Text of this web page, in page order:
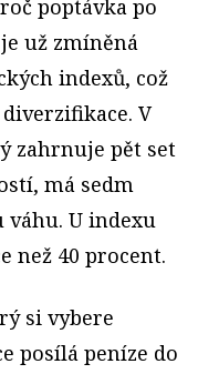
poptávka po
už zmíněná
indexů, což
V
zahrnuje pět set
má sedm
U indexu
než 40 procent.
si vybere
posílá peníze do